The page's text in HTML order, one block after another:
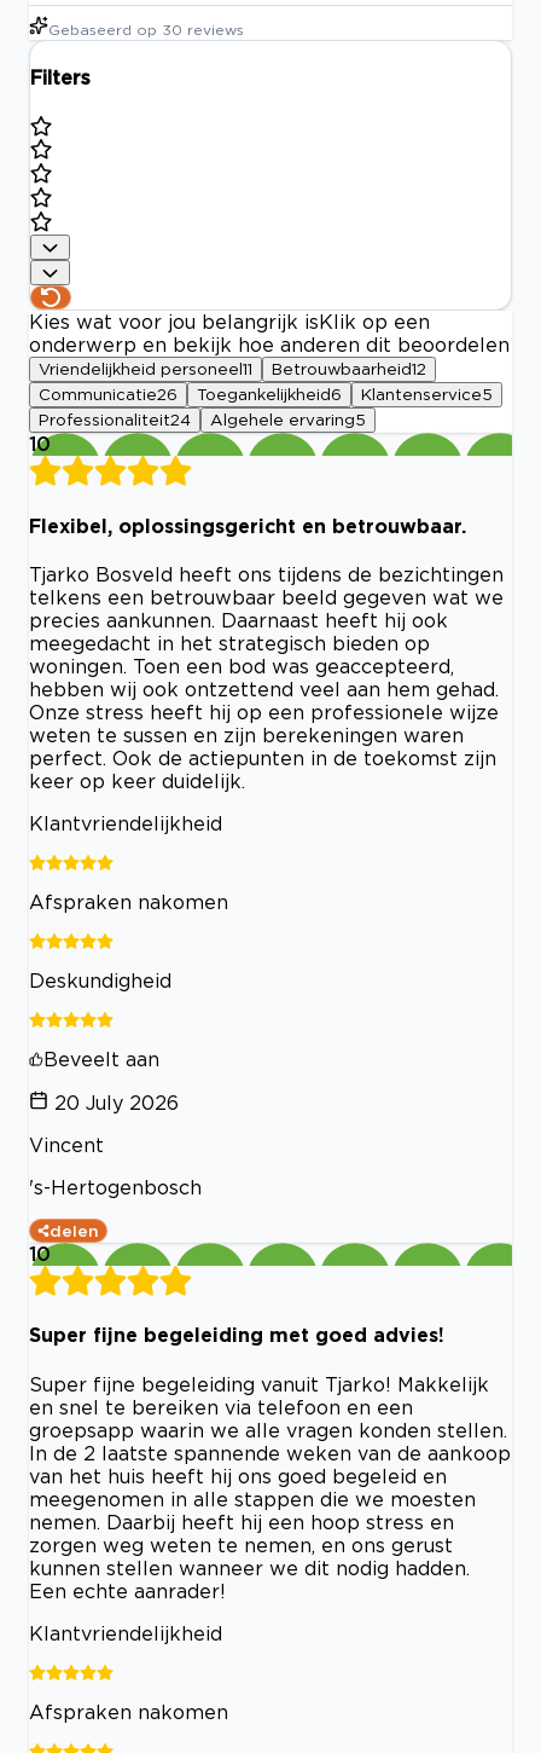
Gebaseerd op 30 reviews
Filters
Kies wat voor jou belangrijk is Klik op een
onderwerp en bekijk hoe anderen dit beoordelen
Vriendelijkheid personeel 11 Betrouwbaarheid12
Communicatie26 Toegankelijkheid 6 Klantenservice5
Professionaliteit24 Algehele ervaring5
10
Flexibel, oplossingsgericht en betrouwbaar.
Tjarko Bosveld heeft ons tijdens de bezichtingen
telkens een betrouwbaar beeld gegeven wat we
precies aankunnen. Daarnaast heeft hij ook
meegedacht in het strategisch bieden op
woningen. Toen een bod was geaccepteerd,
hebben wij ook ontzettend veel aan hem gehad.
Onze stress heeft hij op een professionele wijze
weten te sussen en zijn berekeningen waren
perfect. Ook de actiepunten in de toekomst zijn
keer op keer duidelijk.
Klantvriendelijkheid
Afspraken nakomen
Deskundigheid
Beveelt aan
20 July 2026
Vincent
's-Hertogenbosch
delen
10
Super fijne begeleiding met goed advies!
Super fijne begeleiding vanuit Tjarko! Makkelijk
en snel te bereiken via telefoon en een
groepsapp waarin we alle vragen konden stellen.
In de 2 laatste spannende weken van de aankoop
van het huis heeft hij ons goed begeleid en
meegenomen in alle stappen die we moesten
nemen. Daarbij heeft hij een hoop stress en
zorgen weg weten te nemen, en ons gerust
kunnen stellen wanneer we dit nodig hadden.
Een echte aanrader!
Klantvriendelijkheid
Afspraken nakomen